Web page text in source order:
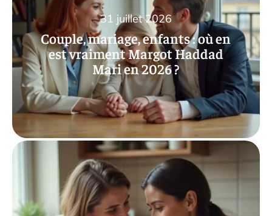
Couple, mariage, enfants : où en
est vraiment Margot Haddad
Mari en 2026 ?
31 juillet 2026